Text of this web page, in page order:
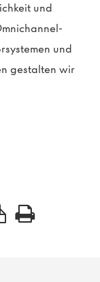
und
und
gestalten wir